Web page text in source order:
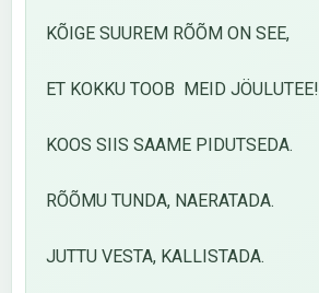
KÕIGE SUUREM RÕÕM ON SEE,
ET KOKKU TOOB MEID JÖULUTEE!
KOOS SIIS SAAME PIDUTSEDA.
RÕÕMU TUNDA, NAERATADA.
JUTTU VESTA, KALLISTADA.